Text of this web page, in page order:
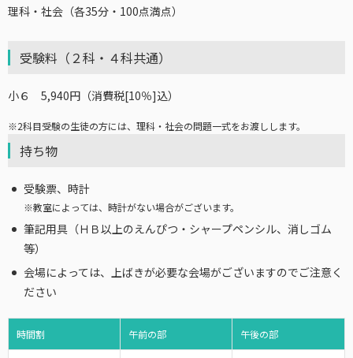
理科・社会（各35分・100点満点）
受験料（２科・４科共通）
小６ 5,940円（消費税[10％]込）
※2科目受験の生徒の方には、理科・社会の問題一式をお渡しします。
持ち物
受験票、時計
※教室によっては、時計がない場合がございます。
筆記用具（ＨＢ以上のえんぴつ・シャープペンシル、消しゴム
等）
会場によっては、上ばきが必要な会場がございますのでご注意く
ださい
時間割 午前の部 午後の部